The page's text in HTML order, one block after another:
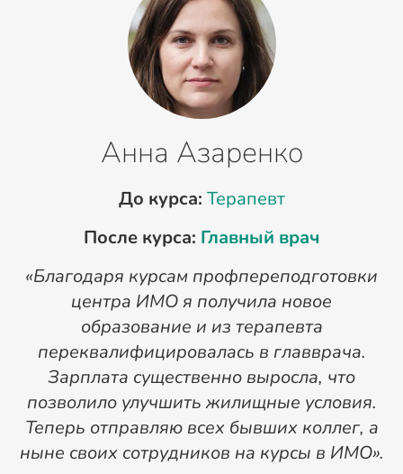
Анна Азаренко
До курса: Терапевт
После курса: Главный врач
«Благодаря курсам профпереподготовки
центра ИМО я получила новое
образование и из терапевта
переквалифицировалась в главврача.
Зарплата существенно выросла, что
позволило улучшить жилищные условия.
Теперь отправляю всех бывших коллег, а
ныне своих сотрудников на курсы в ИМО».